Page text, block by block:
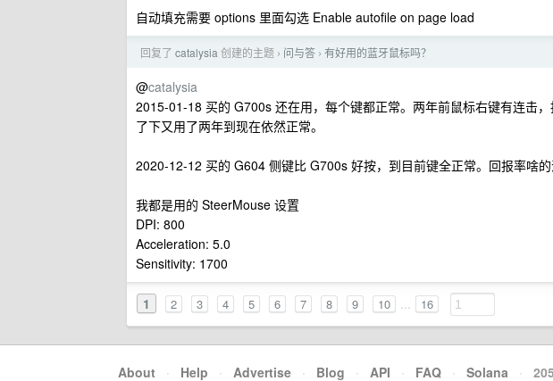
自动填充需要 options 里面勾选 Enable autofile on page load
回复了 catalysia 创建的主题 › 问与答 › 有好用的蓝牙鼠标吗？
@catalysia
2015-01-18 买的 G700s 还在用，每个键都正常。两年前鼠标右键有连击
了下又用了两年到现在依然正常。
2020-12-12 买的 G604 侧键比 G700s 好按，到目前键全正常。回报率啥
我都是用的 SteerMouse 设置
DPI: 800
Acceleration: 5.0
Sensitivity: 1700
1 2 3 4 5 6 7 8 9 10 ... 16
About · Help · Advertise · Blog · API · FAQ · Solana ·